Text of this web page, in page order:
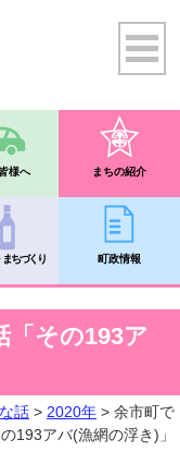
様へ まちの紹介
まちづくり 町政情報
「その193ア
話 > 2020年 > 余市町で
193アバ(漁網の浮き)」